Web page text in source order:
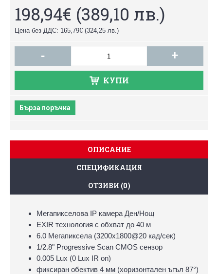
198,94€ (389,10 лв.)
Цена без ДДС: 165,79€ (324,25 лв.)
- +
КУПИ
Бърза поръчка
ОПИСАНИЕ
СПЕЦИФИКАЦИЯ
ОТЗИВИ (0)
Мегапикселова IP камера Ден/Нощ
EXIR технология с обхват до 40 м
6.0 Мегапиксела (3200x1800@20 кад/сек)
1/2.8" Progressive Scan CMOS сензор
0.005 Lux (0 Lux IR on)
фиксиран обектив 4 мм (хоризонтален ъгъл 87°)